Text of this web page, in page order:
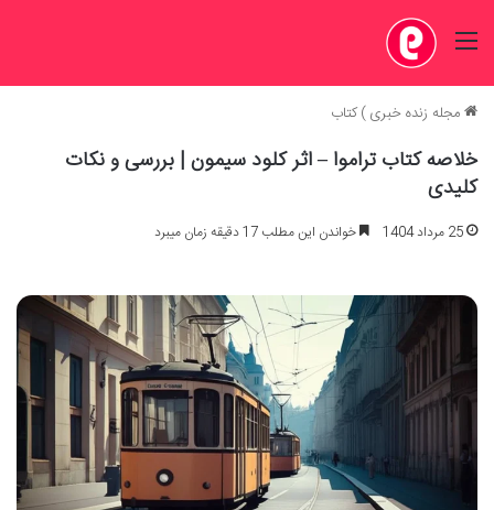
منو
مجله زنده خبری)کتاب
خلاصه کتاب تراموا – اثر کلود سیمون | بررسی و نکات
کلیدی
25 مرداد 1404 خواندن این مطلب 17 دقیقه زمان میبرد